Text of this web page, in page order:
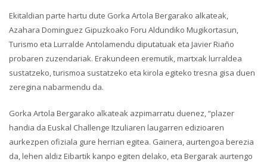
Ekitaldian parte hartu dute Gorka Artola Bergarako alkateak,
Azahara Dominguez Gipuzkoako Foru Aldundiko Mugikortasun,
Turismo eta Lurralde Antolamendu diputatuak eta Javier Riaño
probaren zuzendariak. Erakundeen eremutik, martxak lurraldea
sustatzeko, turismoa sustatzeko eta kirola egiteko tresna gisa duen
zeregina nabarmendu da.
Gorka Artola Bergarako alkateak azpimarratu duenez, “plazer
handia da Euskal Challenge Itzuliaren laugarren edizioaren
aurkezpen ofiziala gure herrian egitea. Gainera, aurtengoa berezia
da, lehen aldiz Eibartik kanpo egiten delako, eta Bergarak aurtengo